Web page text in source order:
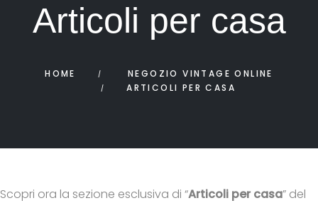
Articoli per casa
HOME
NEGOZIO VINTAGE ONLINE
ARTICOLI PER CASA
Scopri ora la sezione esclusiva di “Articoli per casa” del